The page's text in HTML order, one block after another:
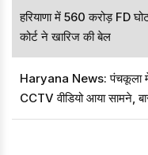
हरियाणा में 560 करोड़ FD
कोर्ट ने खारिज की बेल
Haryana News: पंचकूला में
CCTV वीडियो आया सामने,